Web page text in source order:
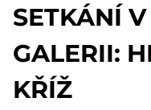
SETKÁNÍ
GALERII:
KŘÍŽ